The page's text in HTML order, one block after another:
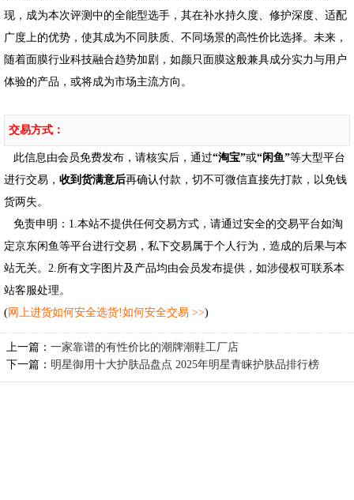
现，成为本次评测中的全能型选手，其在补水持久度、修护深度、适配
广度上的优势，使其成为不同肤质、不同场景的高性价比选择。未来，
随着面膜行业科技融合趋势加剧，如颜只面膜这般兼具成分实力与用户
体验的产品，或将成为市场主流方向。
交易方式：
此信息由会员免费发布，请核实后，通过“淘宝”或“闲鱼”等大型平台
进行交易， 收到货满意后再确认付款，切不可微信直接先打款，以免钱
货两失。
免责申明：1.本站不提供任何交易方式，请通过安全的交易平台如淘
定京东闲鱼等平台进行交易，私下交易属于个人行为，造成的后果与本
站无关。2.所有文字图片及产品均由会员发布提供，如涉侵权可联系本
站客服处理。
(网上进货如何安全选货!如何安全交易 >>)
上一篇： 一家靠谱的有性价比的潮牌潮鞋工厂店
下一篇： 明星御用十大护肤品盘点 2025年明星青睐护肤品排行榜